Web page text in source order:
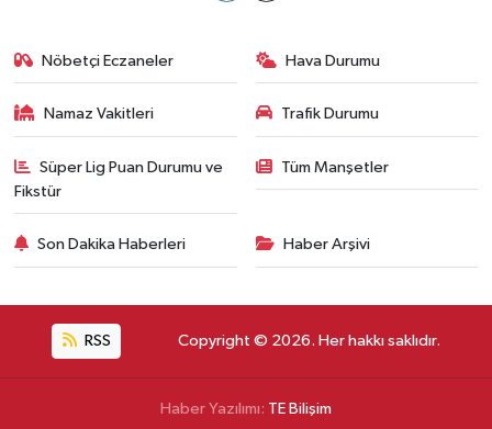
Nöbetçi Eczaneler Hava Durumu
Namaz Vakitleri Trafik Durumu
Süper Lig Puan Durumu ve
Fikstür
Tüm Manşetler
Son Dakika Haberleri Haber Arşivi
RSS Copyright © 2026. Her hakkı saklıdır.
Haber Yazılımı: TE Bilişim